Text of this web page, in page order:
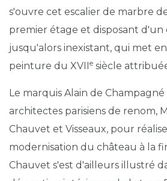
s'ouvre cet escalier de marbre
premier étage et disposant d'un
jusqu'alors inexistant, qui met
peinture du XVIIe siècle
Le marquis Alain de
architectes parisiens de renom,
Chauvet et Visseaux, pour
modernisation du château à la
Chauvet s'est d'ailleurs illustré